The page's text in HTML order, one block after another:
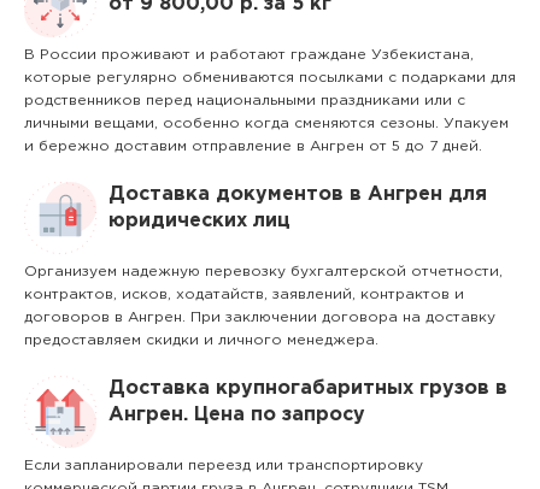
от 9 800,00 р. за 5 кг
В России проживают и работают граждане Узбекистана,
которые регулярно обмениваются посылками с подарками для
родственников перед национальными праздниками или с
личными вещами, особенно когда сменяются сезоны. Упакуем
и бережно доставим отправление в Ангрен от 5 до 7 дней.
Доставка документов в Ангрен для
юридических лиц
Организуем надежную перевозку бухгалтерской отчетности,
контрактов, исков, ходатайств, заявлений, контрактов и
договоров в Ангрен. При заключении договора на доставку
предоставляем скидки и личного менеджера.
Доставка крупногабаритных грузов в
Ангрен. Цена по запросу
Если запланировали переезд или транспортировку